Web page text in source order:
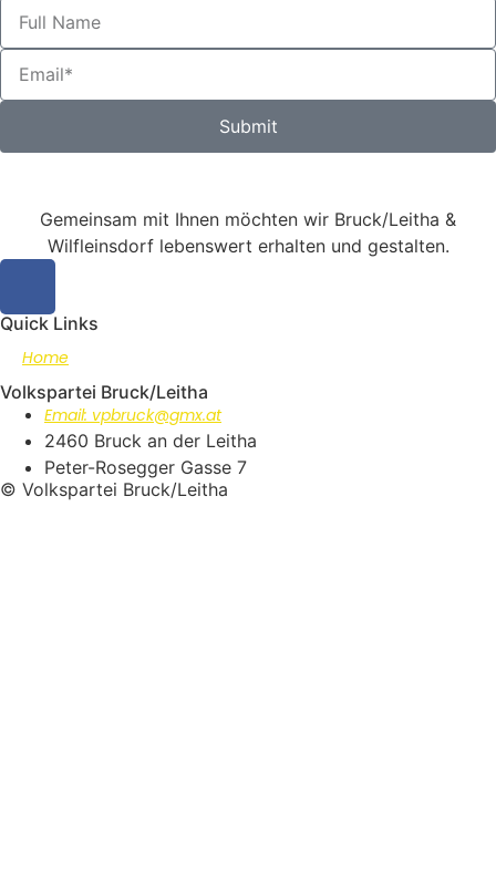
Submit
Gemeinsam mit Ihnen möchten wir Bruck/Leitha &
Wilfleinsdorf lebenswert erhalten und gestalten.
Quick Links
Home
Volkspartei Bruck/Leitha
Email: vpbruck@gmx.at
2460 Bruck an der Leitha
Peter-Rosegger Gasse 7
© Volkspartei Bruck/Leitha